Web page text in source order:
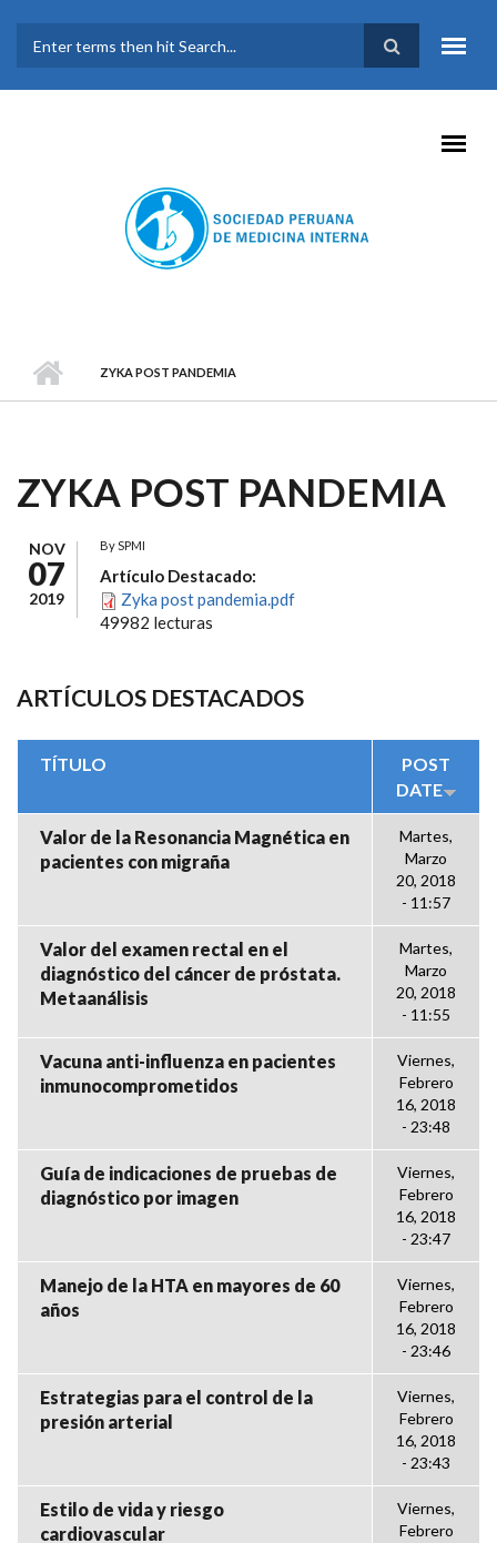
FORMULARIO DE
BÚSQUEDA
ZYKA POST PANDEMIA
ZYKA POST PANDEMIA
NOV
07
2019
BySPMI
Artículo Destacado:
Zyka post pandemia.pdf
49982 lecturas
ARTÍCULOS DESTACADOS
TÍTULO
POST
DATE
Valor de la Resonancia Magnética en
pacientes con migraña
Martes,
Marzo
20, 2018
- 11:57
Valor del examen rectal en el
diagnóstico del cáncer de próstata.
Metaanálisis
Martes,
Marzo
20, 2018
- 11:55
Vacuna anti-influenza en pacientes
inmunocomprometidos
Viernes,
Febrero
16, 2018
- 23:48
Guía de indicaciones de pruebas de
diagnóstico por imagen
Viernes,
Febrero
16, 2018
- 23:47
Manejo de la HTA en mayores de 60
años
Viernes,
Febrero
16, 2018
- 23:46
Estrategias para el control de la
presión arterial
Viernes,
Febrero
16, 2018
- 23:43
Estilo de vida y riesgo
cardiovascular
Viernes,
Febrero